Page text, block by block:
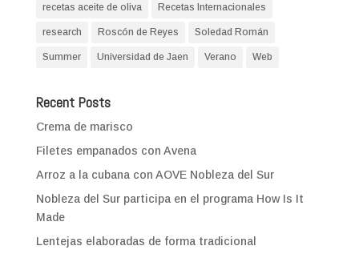
recetas aceite de oliva Recetas Internacionales
research Roscón de Reyes Soledad Román
Summer Universidad de Jaen Verano Web
Recent Posts
Crema de marisco
Filetes empanados con Avena
Arroz a la cubana con AOVE Nobleza del Sur
Nobleza del Sur participa en el programa How Is It
Made
Lentejas elaboradas de forma tradicional